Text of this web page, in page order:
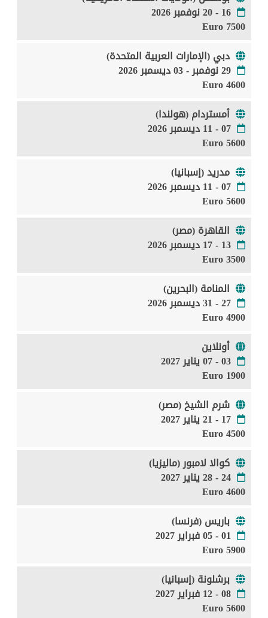
16 - 20 نوفمبر 2026
7500 Euro
دبي (الإمارات العربية المتحدة)
29 نوفمبر - 03 ديسمبر 2026
4600 Euro
أمستردام (هولندا)
07 - 11 ديسمبر 2026
5600 Euro
مدريد (إسبانيا)
07 - 11 ديسمبر 2026
5600 Euro
القاهرة (مصر)
13 - 17 ديسمبر 2026
3500 Euro
المنامة (البحرين)
27 - 31 ديسمبر 2026
4900 Euro
أونلاين
03 - 07 يناير 2027
1900 Euro
شرم الشيخ (مصر)
17 - 21 يناير 2027
4500 Euro
كوالا لامبور (ماليزيا)
24 - 28 يناير 2027
4600 Euro
باريس (فرنسا)
01 - 05 فبراير 2027
5900 Euro
برشلونة (إسبانيا)
08 - 12 فبراير 2027
5600 Euro